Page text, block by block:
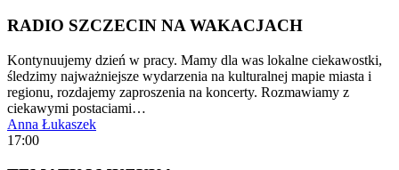
RADIO SZCZECIN NA WAKACJACH
Kontynuujemy dzień w pracy. Mamy dla was lokalne ciekawostki,
śledzimy najważniejsze wydarzenia na kulturalnej mapie miasta i
regionu, rozdajemy zaproszenia na koncerty. Rozmawiamy z
ciekawymi postaciami…
Anna Łukaszek
17:00